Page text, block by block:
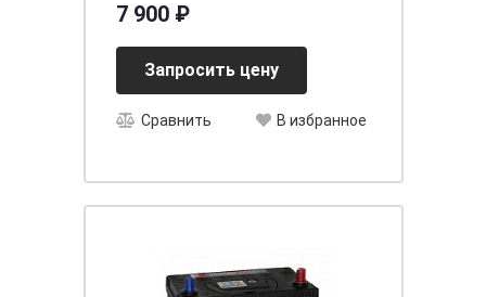
7 900 ₽
Запросить цену
Сравнить В избранное